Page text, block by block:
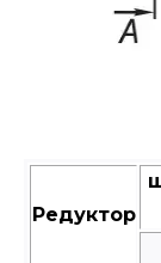
Редуктор